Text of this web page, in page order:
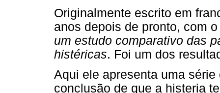
Originalmente escrito em
anos depois de pronto, com
um estudo comparativo das
histéricas. Foi um dos
Aqui ele apresenta uma
conclusão de que a histeria